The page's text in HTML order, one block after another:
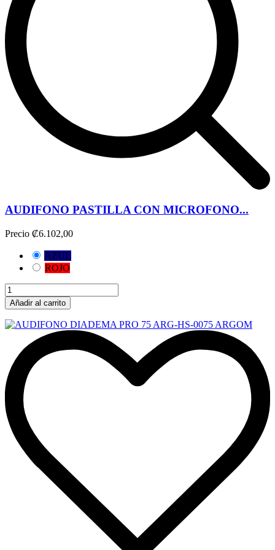
AUDIFONO PASTILLA CON MICROFONO...
Precio ₡6.102,00
AZUL
ROJO
Añadir al carrito